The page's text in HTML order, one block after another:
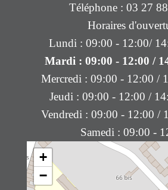
+
−
Téléphone : 03 27
Horaires
Lundi : 09:00 - 12:00/
Mardi : 09:00 - 12:00 /
Mercredi : 09:00 - 12:00 /
Jeudi : 09:00 - 12:00 /
Vendredi : 09:00 - 12:00 /
Samedi : 09:00 -